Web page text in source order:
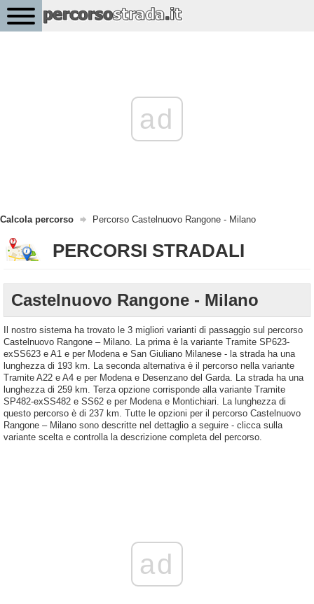
ad
Calcola percorso Percorso Castelnuovo Rangone - Milano
PERCORSI STRADALI
Castelnuovo Rangone - Milano
Il nostro sistema ha trovato le 3 migliori varianti di passaggio sul percorso
Castelnuovo Rangone – Milano. La prima è la variante Tramite SP623-
exSS623 e A1 e per Modena e San Giuliano Milanese - la strada ha una
lunghezza di 193 km. La seconda alternativa è il percorso nella variante
Tramite A22 e A4 e per Modena e Desenzano del Garda. La strada ha una
lunghezza di 259 km. Terza opzione corrisponde alla variante Tramite
SP482-exSS482 e SS62 e per Modena e Montichiari. La lunghezza di
questo percorso è di 237 km. Tutte le opzioni per il percorso Castelnuovo
Rangone – Milano sono descritte nel dettaglio a seguire - clicca sulla
variante scelta e controlla la descrizione completa del percorso.
ad